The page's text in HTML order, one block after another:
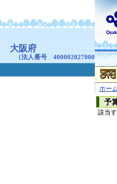
ホー
予
該当
大阪府
（法人番号 4000020270008）